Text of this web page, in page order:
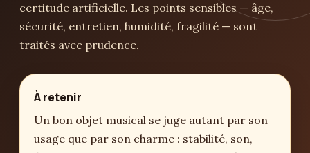
certitude artificielle. Les points sensibles — âge,
sécurité, entretien, humidité, fragilité — sont
traités avec prudence.
À retenir
Un bon objet musical se juge autant par son
usage que par son charme : stabilité, son,